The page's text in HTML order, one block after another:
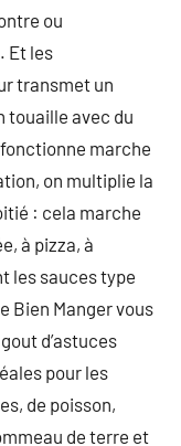
ou
Et les
transmet un
touaille avec du
marche
on multiplie la
: cela marche
à pizza, à
les sauces type
Bien Manger vous
d’astuces
pour les
de poisson,
de terre et